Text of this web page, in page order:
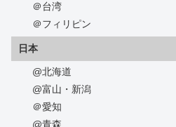
＠台湾
＠フィリピン
日本
@北海道
@富山・新潟
＠愛知
@青森